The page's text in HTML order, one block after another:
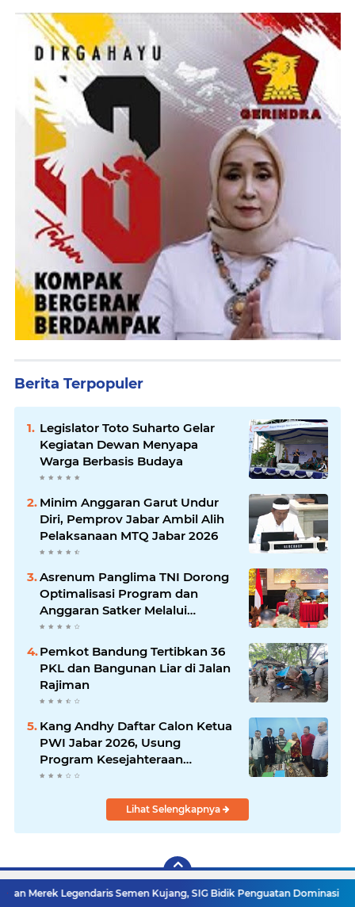
Berita Terpopuler
Legislator Toto Suharto Gelar
Kegiatan Dewan Menyapa
Warga Berbasis Budaya
Minim Anggaran Garut Undur
Diri, Pemprov Jabar Ambil Alih
Pelaksanaan MTQ Jabar 2026
Asrenum Panglima TNI Dorong
Optimalisasi Program dan
Anggaran Satker Melalui
Evaluasi Kinerja
Pemkot Bandung Tertibkan 36
PKL dan Bangunan Liar di Jalan
Rajiman
Kang Andhy Daftar Calon Ketua
PWI Jabar 2026, Usung
Program Kesejahteraan
Wartawan hingga Peluang Kerja
Lihat Selengkapnya
Semen Kujang, SIG Bidik Penguatan Dominasi Pasar Jawa Barat